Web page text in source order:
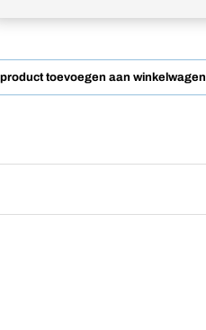
toevoegen aan winkelwagen